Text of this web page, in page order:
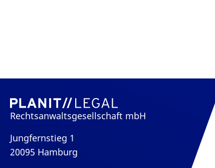
Rechtsanwaltsgesellschaft mbH
Jungfernstieg 1
20095 Hamburg